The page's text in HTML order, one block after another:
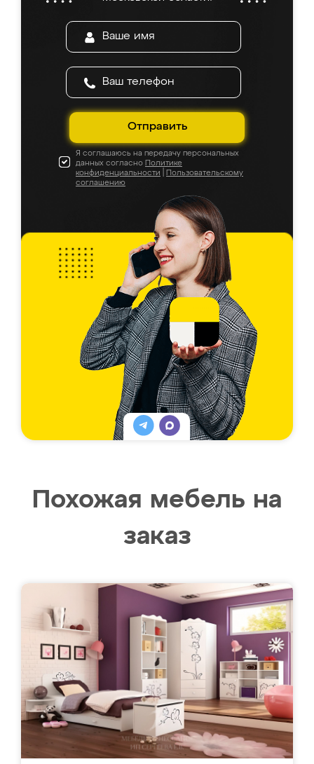
Отправить
Я соглашаюсь на передачу персональных
данных согласно Политике
конфиденциальности
Пользовательскому
соглашению
Похожая мебель на
заказ